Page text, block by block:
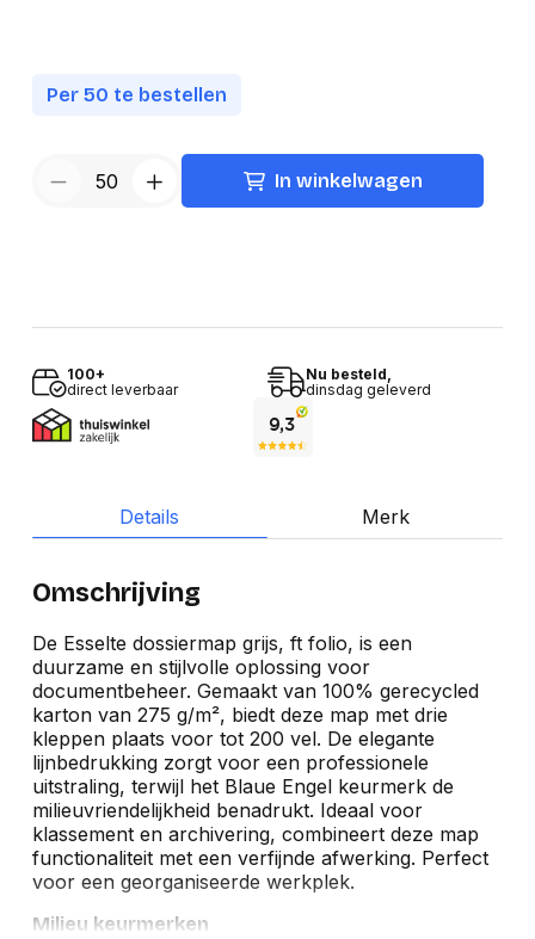
Per 50 te bestellen
In winkelwagen
100+
direct leverbaar
Nu besteld,
dinsdag geleverd
Details Merk
Omschrijving
De Esselte dossiermap grijs, ft folio, is een
duurzame en stijlvolle oplossing voor
documentbeheer. Gemaakt van 100% gerecycled
karton van 275 g/m², biedt deze map met drie
kleppen plaats voor tot 200 vel. De elegante
lijnbedrukking zorgt voor een professionele
uitstraling, terwijl het Blaue Engel keurmerk de
milieuvriendelijkheid benadrukt. Ideaal voor
klassement en archivering, combineert deze map
functionaliteit met een verfijnde afwerking. Perfect
voor een georganiseerde werkplek.
Milieu keurmerken